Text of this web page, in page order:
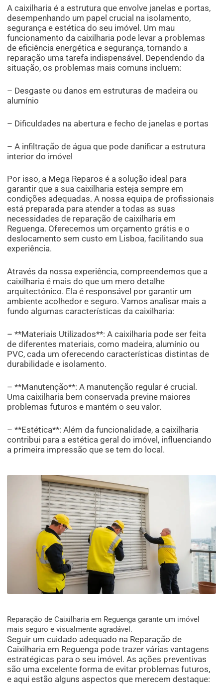
A caixilharia é a estrutura que envolve janelas e portas,
desempenhando um papel crucial na isolamento,
segurança e estética do seu imóvel. Um mau
funcionamento da caixilharia pode levar a problemas
de eficiência energética e segurança, tornando a
reparação uma tarefa indispensável. Dependendo da
situação, os problemas mais comuns incluem:
– Desgaste ou danos em estruturas de madeira ou
alumínio
– Dificuldades na abertura e fecho de janelas e portas
– A infiltração de água que pode danificar a estrutura
interior do imóvel
Por isso, a Mega Reparos é a solução ideal para
garantir que a sua caixilharia esteja sempre em
condições adequadas. A nossa equipa de profissionais
está preparada para atender a todas as suas
necessidades de reparação de caixilharia em
Reguenga. Oferecemos um orçamento grátis e o
deslocamento sem custo em Lisboa, facilitando sua
experiência.
Através da nossa experiência, compreendemos que a
caixilharia é mais do que um mero detalhe
arquitectónico. Ela é responsável por garantir um
ambiente acolhedor e seguro. Vamos analisar mais a
fundo algumas características da caixilharia:
– **Materiais Utilizados**: A caixilharia pode ser feita
de diferentes materiais, como madeira, alumínio ou
PVC, cada um oferecendo características distintas de
durabilidade e isolamento.
– **Manutenção**: A manutenção regular é crucial.
Uma caixilharia bem conservada previne maiores
problemas futuros e mantém o seu valor.
– **Estética**: Além da funcionalidade, a caixilharia
contribui para a estética geral do imóvel, influenciando
a primeira impressão que se tem do local.
Reparação de Caixilharia em Reguenga garante um imóvel
mais seguro e visualmente agradável.
Seguir um cuidado adequado na Reparação de
Caixilharia em Reguenga pode trazer várias vantagens
estratégicas para o seu imóvel. As ações preventivas
são uma excelente forma de evitar problemas futuros,
e aqui estão alguns aspectos que merecem destaque: